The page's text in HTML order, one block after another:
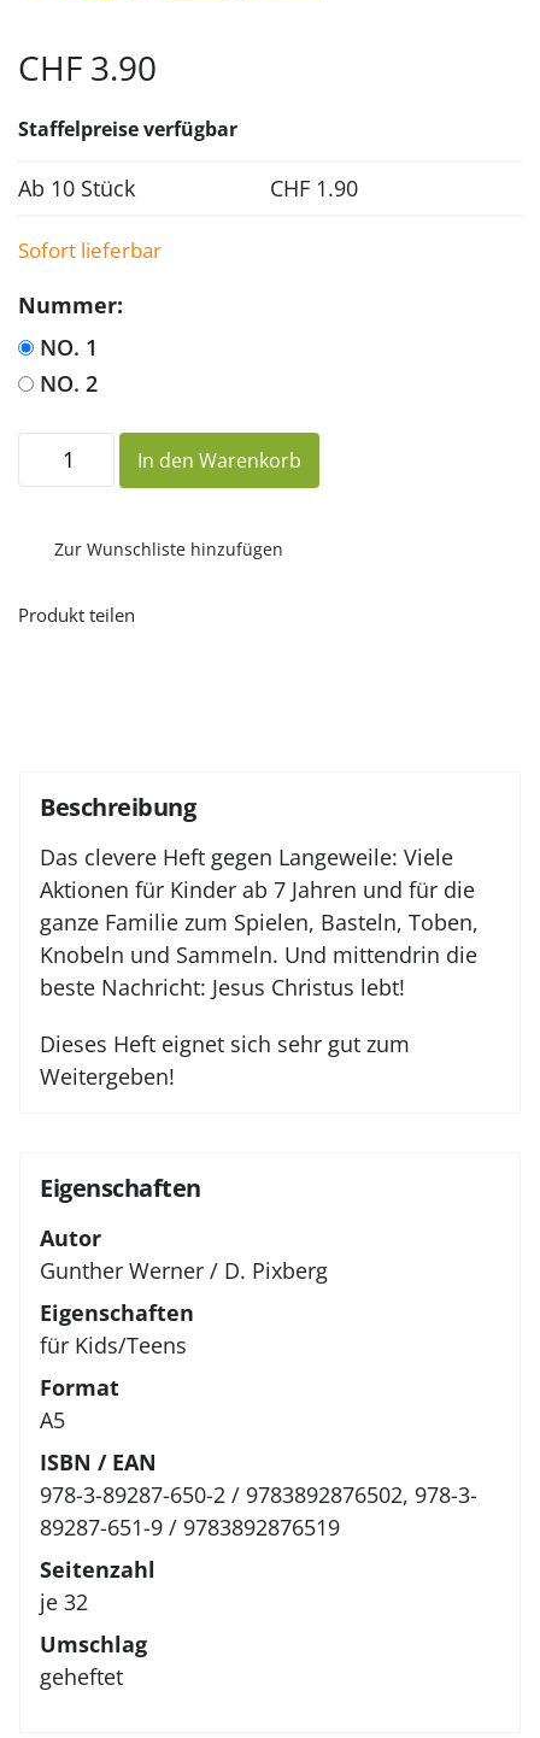
CHF 3.90
Staffelpreise verfügbar
Ab 10 Stück CHF 1.90
Sofort lieferbar
Nummer:
NO. 1
NO. 2
Mein
Mitmach-
Heft
In den Warenkorb
Zur Wunschliste hinzufügen
Produkt teilen
Beschreibung
Das clevere Heft gegen Langeweile: Viele
Aktionen für Kinder ab 7 Jahren und für die
ganze Familie zum Spielen, Basteln, Toben,
Knobeln und Sammeln. Und mittendrin die
beste Nachricht: Jesus Christus lebt!
Dieses Heft eignet sich sehr gut zum
Weitergeben!
Eigenschaften
Autor
Gunther Werner / D. Pixberg
Eigenschaften
für Kids/Teens
Format
A5
ISBN / EAN
978-3-89287-650-2 / 9783892876502, 978-3-
89287-651-9 / 9783892876519
Seitenzahl
je 32
Umschlag
geheftet